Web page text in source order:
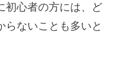
初心者の方には、ど
らないことも多いと